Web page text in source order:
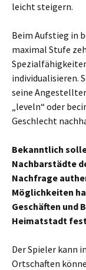
leicht steigern.
Beim Aufstieg in
maximal Stufe
individualisieren.
seine
„leveln“ oder
Geschlecht
Bekanntlich
Nachbarstädte
Nachfrage
Möglichkeiten
Geschäften und
Heimatstadt
Der Spieler kann
Ortschaften